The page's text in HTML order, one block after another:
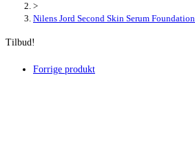
>
Nilens Jord Second Skin Serum
Tilbud!
Forrige produkt